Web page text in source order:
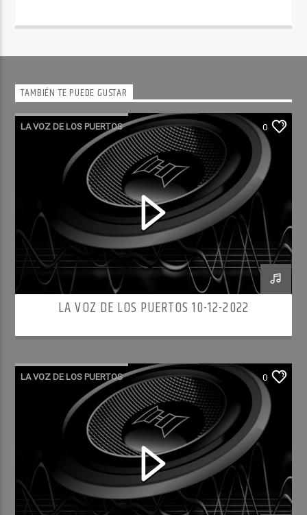
TAMBIÉN TE PUEDE GUSTAR
LA VOZ DE LOS PUERTOS 0
LA VOZ DE LOS PUERTOS 10-12-2022
LA VOZ DE LOS PUERTOS 0